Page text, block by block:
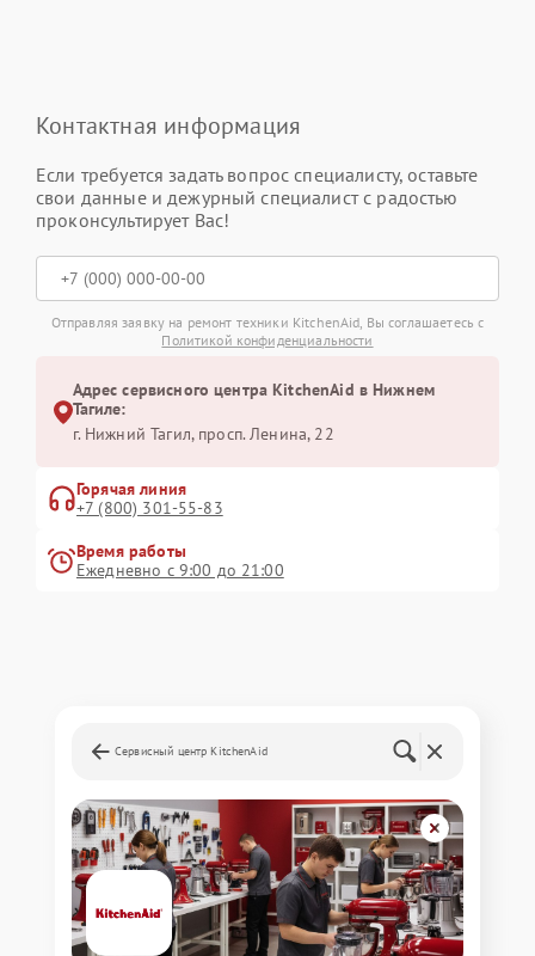
Контактная информация
Если требуется задать вопрос специалисту, оставьте
свои данные и дежурный специалист с радостью
проконсультирует Вас!
Отправляя заявку на ремонт техники KitchenAid, Вы соглашаетесь с
Политикой конфиденциальности
Адрес сервисного центра KitchenAid в Нижнем
Тагиле:
г. Нижний Тагил, просп. Ленина, 22
Горячая линия
+7 (800) 301-55-83
Время работы
Ежедневно с 9:00 до 21:00
Сервисный центр KitchenAid